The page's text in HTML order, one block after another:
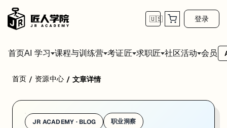
🇺🇸 登录
首页AI 学习 课程与训练营 考证匠 求职匠 社区活动 会员
2026年6月5日，Anthropic 向全球媒体发出一份措辞严肃的警告：人
四天前，2026年6月1日，这家公司悄悄向美国证券交易委员会递交了
这两件事，你不用觉得矛盾。它们本来就是同一个策略的两个面。
首页 / 资源中心 / 文章详情
JR ACADEMY · BLOG 职业洞察